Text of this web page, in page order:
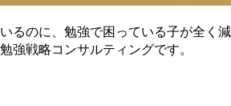
るのに、勉強で困っている子が全く減
戦略コンサルティングです。